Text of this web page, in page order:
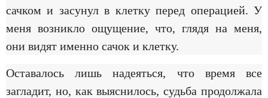
сачком и засунул в клетку перед операцией. У
меня возникло ощущение, что, глядя на меня,
они видят именно сачок и клетку.
Оставалось лишь надеяться, что время все
загладит, но, как выяснилось, судьба продолжала